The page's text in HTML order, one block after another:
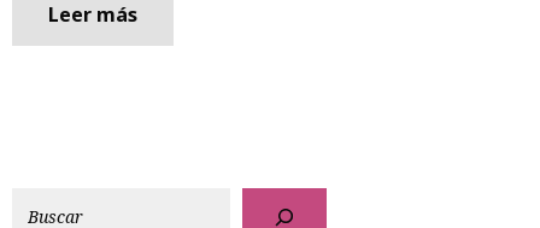
Leer más